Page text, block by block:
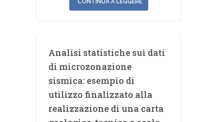
CONTINUA A LEGGERE
Analisi statistiche sui dati
di microzonazione
sismica: esempio di
utilizzo finalizzato alla
realizzazione di una carta